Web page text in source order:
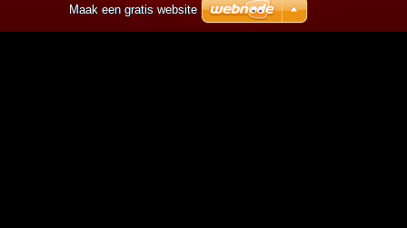
Maak een gratis website